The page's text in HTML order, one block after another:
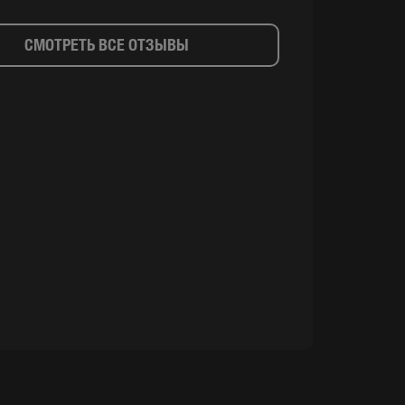
СМОТРЕТЬ ВСЕ ОТЗЫВЫ